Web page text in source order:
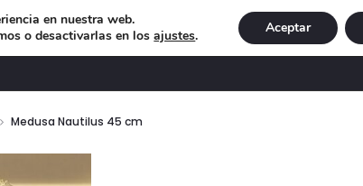
ILUMINACIÓN NAVIDAD
Medusa Nautilus 45 cm
en nuestra web.
o desactivarlas en losajustes. Aceptar